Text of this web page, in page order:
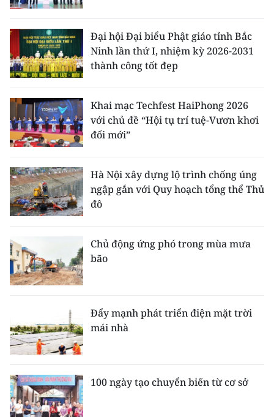
Đại hội Đại biểu Phật giáo tỉnh Bắc
Ninh lần thứ I, nhiệm kỳ 2026-2031
thành công tốt đẹp
Khai mạc Techfest HaiPhong 2026
với chủ đề “Hội tụ trí tuệ-Vươn khơi
đổi mới”
Hà Nội xây dựng lộ trình chống úng
ngập gắn với Quy hoạch tổng thể Thủ
đô
Chủ động ứng phó trong mùa mưa
bão
Đẩy mạnh phát triển điện mặt trời
mái nhà
100 ngày tạo chuyển biến từ cơ sở